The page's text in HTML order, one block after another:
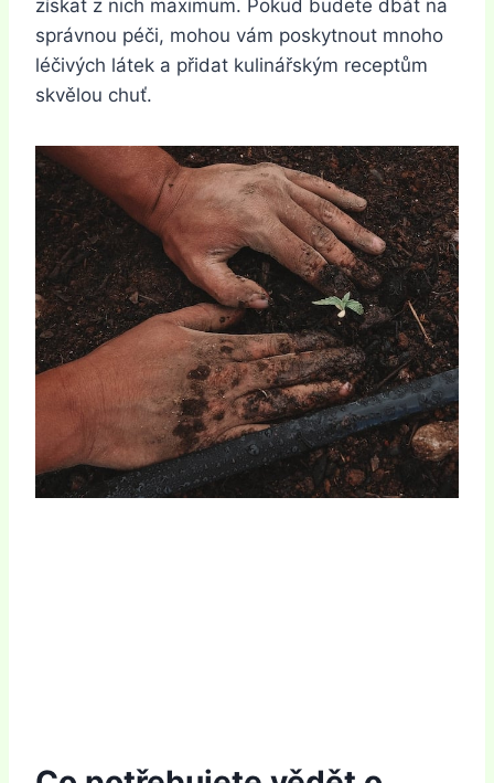
získat z nich maximum. Pokud budete dbát na
správnou péči, mohou vám poskytnout mnoho
léčivých látek a přidat kulinářským receptům
skvělou chuť.